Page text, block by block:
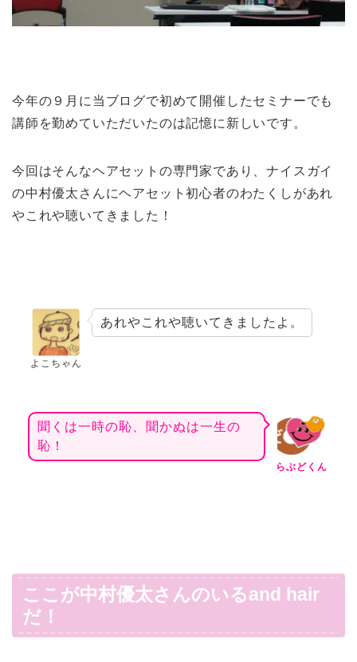
今年の９月に当ブログで初めて開催したセミナーでも
講師を勤めていただいたのは記憶に新しいです。
今回はそんなヘアセットの専門家であり、ナイスガイ
の中村優太さんにヘアセット初心者のわたくしがあれ
やこれや聴いてきました！
よこちゃん
あれやこれや聴いてきましたよ。
らぶどくん
聞くは一時の恥、聞かぬは一生の
恥！
ここが中村優太さんのいるand hair
だ！